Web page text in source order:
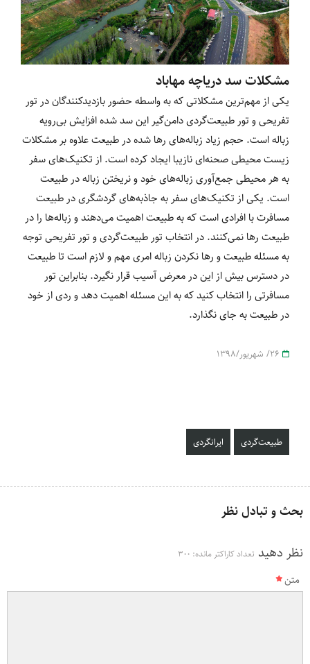
مشکلات سد دریاچه مهاباد
یکی از مهم‌ترین مشکلاتی که به واسطه حضور بازدیدکنندگان در تور
تفریحی و تور طبیعت‌گردی دامن‌گیر این سد شده افزایش بی‌رویه
زباله است. حجم زیاد زباله‌های رها شده در طبیعت علاوه بر مشکلات
زیست محیطی صحنه‌ای نازیبا ایجاد کرده است. از تکنیک‌های سفر
به هر محیطی جمع‌آوری زباله‌های خود و نریختن زباله در طبیعت
است. یکی از تکنیک‌های سفر به جاذبه‌های گردشگری در طبیعت
مسافرت با افرادی است که به طبیعت اهمیت می‌دهند و زباله‌ها را در
طبیعت رها نمی‌کنند. در انتخاب تور طبیعت‌گردی و تور تفریحی توجه
به مسئله طبیعت و رها نکردن زباله امری مهم و لازم است تا طبیعت
در دسترس بیش از این در معرض آسیب قرار نگیرد. بنابراین تور
مسافرتی را انتخاب کنید که به این مسئله اهمیت دهد و ردی از خود
در طبیعت به جای نگذارد.
طبیعت‌گردی ایرانگردی
بحث و تبادل نظر
نظر دهید تعداد کاراکتر مانده: 300
متن